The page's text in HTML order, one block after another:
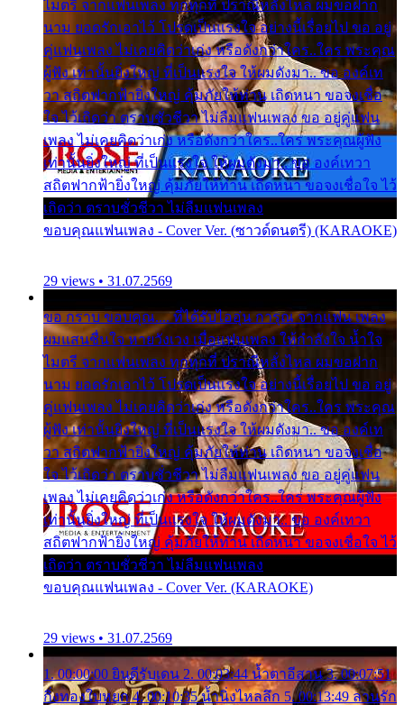
ไมตรี จากแฟนเพลง ทุกทุกที่ ปราณีหลั่งไหล ผมขอฝาก
นาม ยอดรักเอาไว้ โปรดเป็นแรงใจ อย่างนี้เรื่อยไป ขอ อยู่
คู่แฟนเพลง ไม่เคยคิดว่าเก่ง หรือดังกว่าใคร..ใคร พระคุณ
ผู้ฟัง เท่านั้นยิ่งใหญ่ ที่เป็นแรงใจ ให้ผมดังมา.. ขอ องค์เท
วา สถิตฟากฟ้ายิ่งใหญ่ คุ้มภัยให้ท่าน เถิดหนา ขอจงเชื่อ
ใจ ไว้เถิดว่า ตราบชั่วชีวา ไม่ลืมแฟนเพลง ขอ อยู่คู่แฟน
เพลง ไม่เคยคิดว่าเก่ง หรือดังกว่าใคร..ใคร พระคุณผู้ฟัง
เท่านั้นยิ่งใหญ่ ที่เป็นแรงใจ ให้ผมดังมา.. ขอ องค์เทวา
สถิตฟากฟ้ายิ่งใหญ่ คุ้มภัยให้ท่าน เถิดหนา ขอจงเชื่อใจ ไว้
เถิดว่า ตราบชั่วชีวา ไม่ลืมแฟนเพลง
ขอบคุณแฟนเพลง - Cover Ver. (ซาวด์ดนตรี) (KARAOKE)
29 views • 31.07.2569
ขอ กราบ ขอบคุณ.... ที่ได้รับไออุ่น การุณ จากแฟน เพลง
ผมแสนชื่นใจ หายวังเวง เมื่อแฟนเพลง ให้กำลังใจ น้ำใจ
ไมตรี จากแฟนเพลง ทุกทุกที่ ปราณีหลั่งไหล ผมขอฝาก
นาม ยอดรักเอาไว้ โปรดเป็นแรงใจ อย่างนี้เรื่อยไป ขอ อยู่
คู่แฟนเพลง ไม่เคยคิดว่าเก่ง หรือดังกว่าใคร..ใคร พระคุณ
ผู้ฟัง เท่านั้นยิ่งใหญ่ ที่เป็นแรงใจ ให้ผมดังมา.. ขอ องค์เท
วา สถิตฟากฟ้ายิ่งใหญ่ คุ้มภัยให้ท่าน เถิดหนา ขอจงเชื่อ
ใจ ไว้เถิดว่า ตราบชั่วชีวา ไม่ลืมแฟนเพลง ขอ อยู่คู่แฟน
เพลง ไม่เคยคิดว่าเก่ง หรือดังกว่าใคร..ใคร พระคุณผู้ฟัง
เท่านั้นยิ่งใหญ่ ที่เป็นแรงใจ ให้ผมดังมา.. ขอ องค์เทวา
สถิตฟากฟ้ายิ่งใหญ่ คุ้มภัยให้ท่าน เถิดหนา ขอจงเชื่อใจ ไว้
เถิดว่า ตราบชั่วชีวา ไม่ลืมแฟนเพลง
ขอบคุณแฟนเพลง - Cover Ver. (KARAOKE)
29 views • 31.07.2569
1. 00:00:00 ยินดีรับเดน 2. 00:03:44 น้ำตาอีสาน 3. 00:07:51
กิ่งทองใบหยก 4. 00:10:35 น้ำนิ่งไหลลึก 5. 00:13:49 ลานรัก